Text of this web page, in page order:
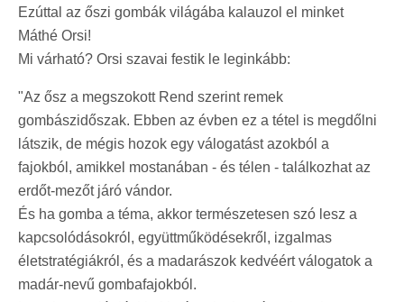
Ezúttal az őszi gombák világába kalauzol el minket
Máthé Orsi!
Mi várható? Orsi szavai festik le leginkább:
"Az ősz a megszokott Rend szerint remek
gombászidőszak. Ebben az évben ez a tétel is megdőlni
látszik, de mégis hozok egy válogatást azokból a
fajokból, amikkel mostanában - és télen - találkozhat az
erdőt-mezőt járó vándor.
És ha gomba a téma, akkor természetesen szó lesz a
kapcsolódásokról, együttműködésekről, izgalmas
életstratégiákról, és a madarászok kedvéért válogatok a
madár-nevű gombafajokból.